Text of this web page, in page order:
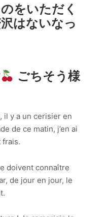
をいただく
はないなっ
ごちそう様
il y a un cerisier en
de ce matin, j’en ai
frais.
doivent connaître
de jour en jour, le